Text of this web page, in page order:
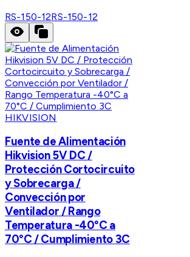
RS-150-12RS-150-12
HIKVISION
Fuente de Alimentación
Hikvision 5V DC /
Protección Cortocircuito
y Sobrecarga /
Convección por
Ventilador / Rango
Temperatura -40°C a
70°C / Cumplimiento 3C